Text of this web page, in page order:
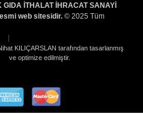
İTHALAT İHRACAT SANAYİ
web sitesidir. © 2025 Tüm
KILIÇARSLAN tarafından tasarlanmış
ve optimize edilmiştir.